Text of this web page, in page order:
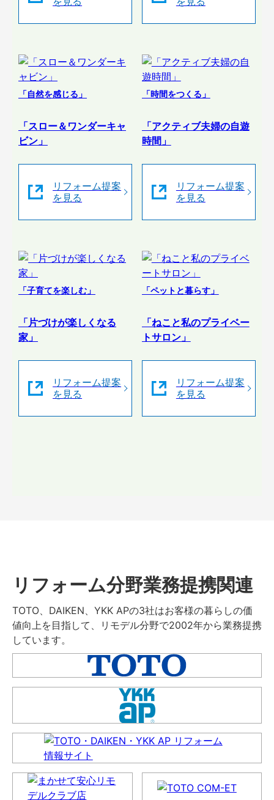
「自然を感じる」
「スロー＆ワンダーキャ
ビン」
リフォーム提案
を見る
「時間をつくる」
「アクティブ夫婦の自遊
時間」
リフォーム提案
を見る
「子育てを楽しむ」
「片づけが楽しくなる
家」
リフォーム提案
を見る
「ペットと暮らす」
「ねこと私のプライベー
トサロン」
リフォーム提案
を見る
リフォーム分野業務提携関連
TOTO、DAIKEN、YKK APの3社はお客様の暮らしの価
値向上を目指して、リモデル分野で2002年から業務提携
しています。